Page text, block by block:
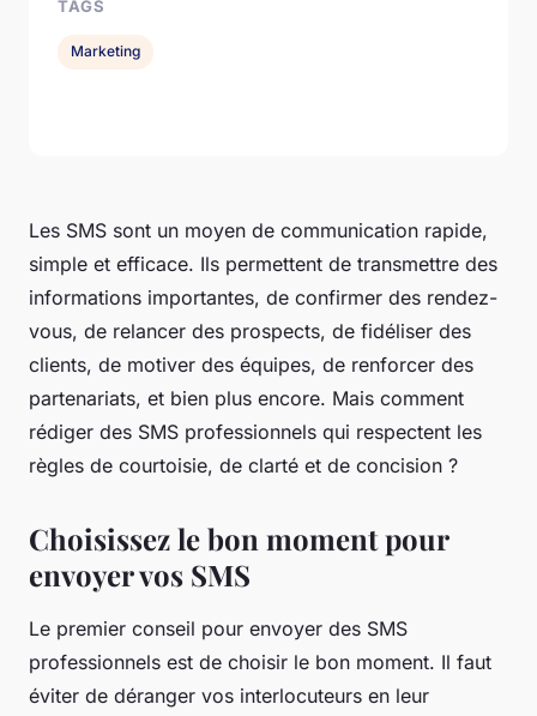
Les SMS sont un moyen de communication rapide,
simple et efficace. Ils permettent de transmettre des
informations importantes, de confirmer des rendez-
vous, de relancer des prospects, de fidéliser des
clients, de motiver des équipes, de renforcer des
partenariats, et bien plus encore. Mais comment
rédiger des SMS professionnels qui respectent les
règles de courtoisie, de clarté et de concision ?
Choisissez le bon moment pour
envoyer vos SMS
Le premier conseil pour envoyer des SMS
professionnels est de choisir le bon moment. Il faut
éviter de déranger vos interlocuteurs en leur
TAGS
Marketing